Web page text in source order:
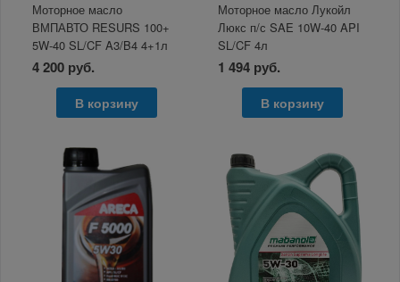
Моторное масло
ВМПАВТО RESURS 100+
5W-40 SL/CF A3/B4 4+1л
4 200 руб.
В корзину
Моторное масло Лукойл
Люкс п/с SAE 10W-40 API
SL/CF 4л
1 494 руб.
В корзину